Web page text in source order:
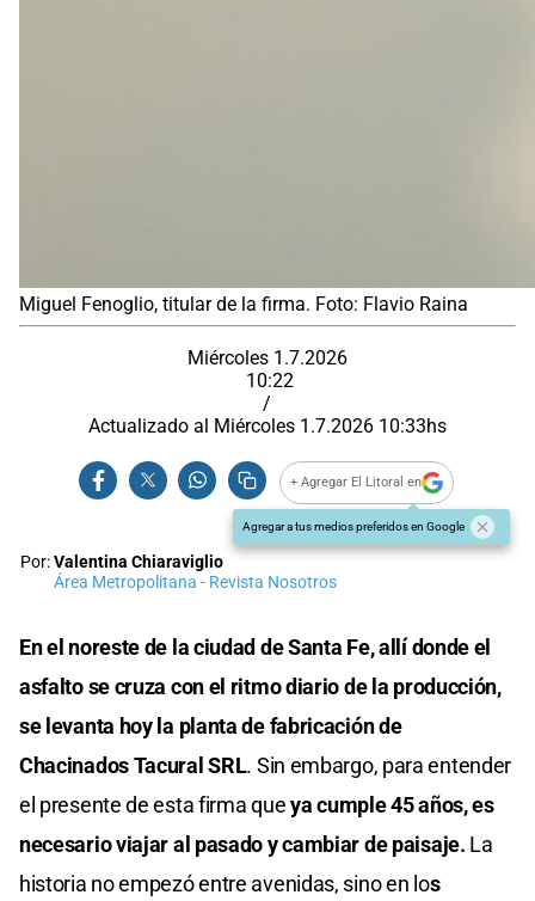
Miguel Fenoglio, titular de la firma. Foto: Flavio Raina
Miércoles 1.7.2026
10:22
/
Actualizado al Miércoles 1.7.2026 10:33hs
+ Agregar El Litoral en
Agregar a tus medios preferidos en Google
Por:Valentina Chiaraviglio
Área Metropolitana - Revista Nosotros
En el noreste de la ciudad de Santa Fe, allí donde el
asfalto se cruza con el ritmo diario de la producción,
se levanta hoy la planta de fabricación de
Chacinados Tacural SRL. Sin embargo, para entender
el presente de esta firma queya cumple 45 años, es
necesario viajar al pasado y cambiar de paisaje. La
historia no empezó entre avenidas, sino en los